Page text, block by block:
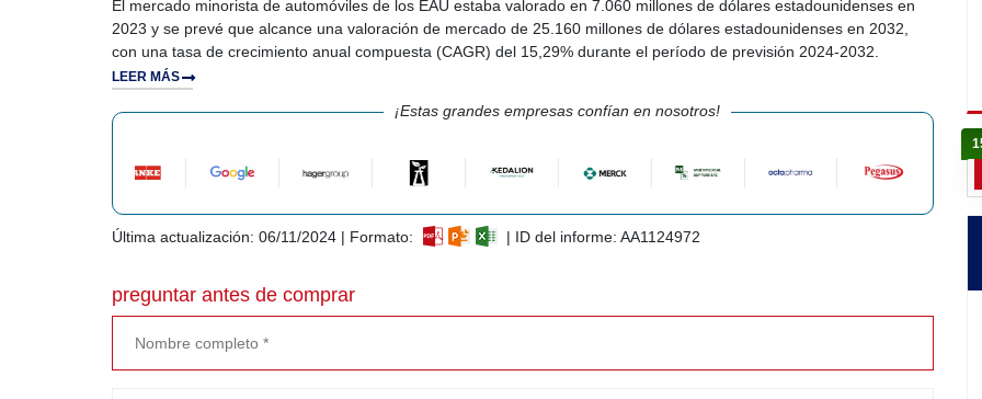
El mercado minorista de automóviles de los EAU estaba valorado en 7.060 millones de dólares estadounidenses en
2023 y se prevé que alcance una valoración de mercado de 25.160 millones de dólares estadounidenses en 2032,
con una tasa de crecimiento anual compuesta (CAGR) del 15,29% durante el período de previsión 2024-2032.
LEER MÁS
¡Estas grandes empresas confían en nosotros!
Última actualización: 06/11/2024 | Formato: | ID del informe: AA1124972
preguntar antes de comprar